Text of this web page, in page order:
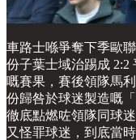
車路士喺爭奪下季歐
份子葉士域治踢成 2:2
嘅賽果，賽後領隊馬
份歸咎於球迷製造嘅
徹底點燃咗領隊同球
又怪罪球迷，到底當